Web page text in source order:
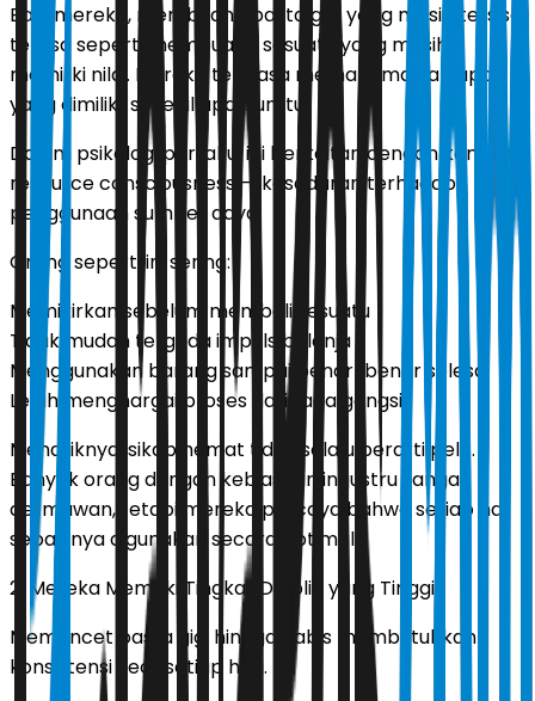
Bagi mereka, membuang pasta gigi yang masih tersisa
terasa seperti membuang sesuatu yang masih
memiliki nilai. Mereka terbiasa memaksimalkan apa
yang dimiliki, sekecil apa pun itu.
Dalam psikologi perilaku, ini berkaitan dengan konsep
resource consciousness — kesadaran terhadap
penggunaan sumber daya.
Orang seperti ini sering:
Memikirkan sebelum membeli sesuatu
Tidak mudah tergoda impuls belanja
Menggunakan barang sampai benar-benar selesai
Lebih menghargai proses daripada gengsi
Menariknya, sikap hemat tidak selalu berarti pelit.
Banyak orang dengan kebiasaan ini justru sangat
dermawan, tetapi mereka percaya bahwa setiap hal
sebaiknya digunakan secara optimal.
2. Mereka Memiliki Tingkat Disiplin yang Tinggi
Memencet pasta gigi hingga habis membutuhkan
konsistensi kecil setiap hari.